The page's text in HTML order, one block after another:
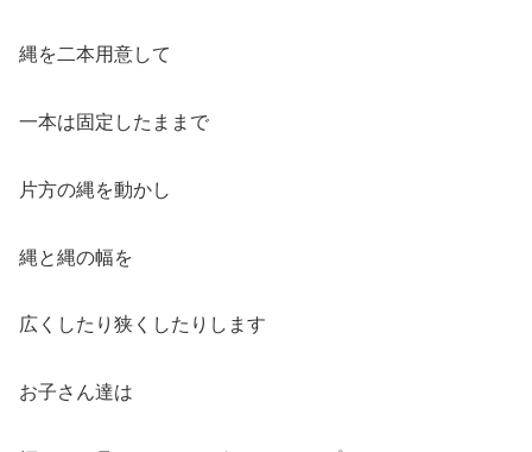
縄を二本用意して
一本は固定したままで
片方の縄を動かし
縄と縄の幅を
広くしたり狭くしたりします
お子さん達は